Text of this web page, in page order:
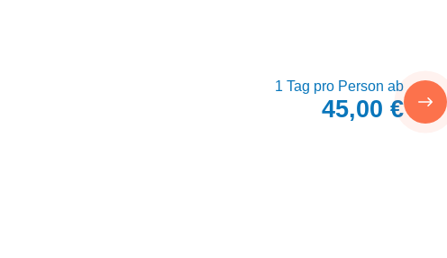
1 Tag pro Person ab
45,00 €